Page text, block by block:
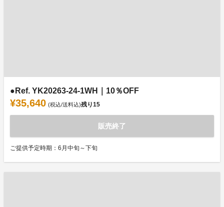
●Ref. YK20263-24-1WH｜10％OFF
¥35,640 (税込/送料込)残り15
販売終了
ご提供予定時期：6月中旬～下旬